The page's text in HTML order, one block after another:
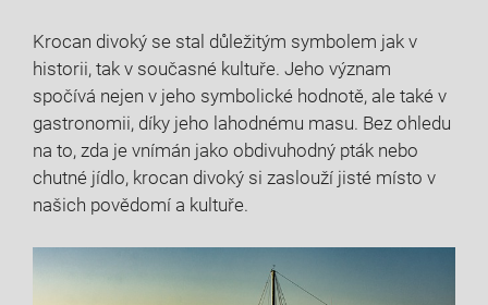
Krocan divoký se stal důležitým symbolem jak v
historii, tak v současné kultuře. Jeho význam
spočívá nejen v jeho symbolické hodnotě, ale také v
gastronomii, díky jeho lahodnému masu. Bez ohledu
na to, zda je vnímán jako obdivuhodný pták nebo
chutné jídlo, krocan divoký si zaslouží jisté místo v
našich povědomí a kultuře.